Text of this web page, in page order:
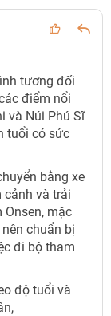
tương đối
điểm nổi
và Núi Phú Sĩ
tuổi có sức
bằng xe
cảnh và trải
mặc
chuẩn bị
đi bộ tham
độ tuổi và